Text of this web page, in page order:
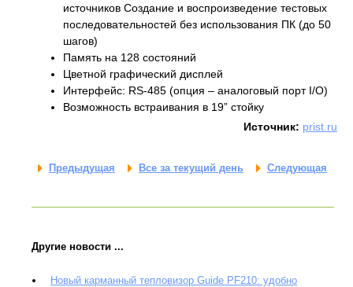
источников Создание и воспроизведение тестовых
последовательностей без использования ПК (до 50
шагов)
Память на 128 состояний
Цветной графический дисплей
Интерфейс: RS-485 (опция – аналоговый порт I/O)
Возможность встраивания в 19” стойку
Источник: prist.ru
Предыдущая Все за текущий день Следующая
Другие новости ...
Новый карманный тепловизор Guide PF210: удобно